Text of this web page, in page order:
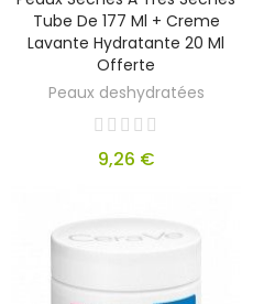
Tube De 177 Ml + Creme
Lavante Hydratante 20 Ml
Offerte
Peaux deshydratées
9,26 €